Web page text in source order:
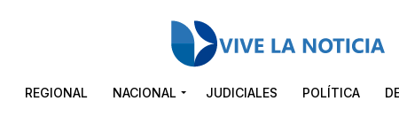
REGIONAL NACIONAL JUDICIALES POLÍTICA